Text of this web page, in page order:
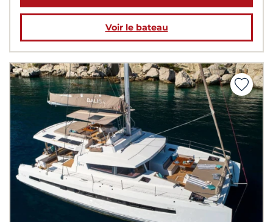
Voir le bateau